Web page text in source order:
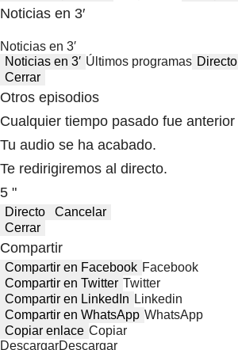
Noticias en 3′
Noticias en 3′
Noticias en 3′ Últimos programas Directo
Cerrar
Otros episodios
Cualquier tiempo pasado fue anterior
Tu audio se ha acabado.
Te redirigiremos al directo.
5 "
Directo
Cancelar
Cerrar
Compartir
Compartir en Facebook Facebook
Compartir en Twitter Twitter
Compartir en LinkedIn Linkedin
Compartir en WhatsApp WhatsApp
Copiar enlace Copiar
DescargarDescargar